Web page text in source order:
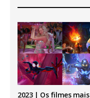
2023 | Os filmes mais